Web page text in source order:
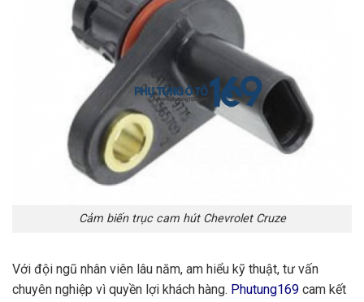
Cảm biến trục cam hút Chevrolet Cruze
Với đội ngũ nhân viên lâu năm, am hiểu kỹ thuật, tư vấn
chuyên nghiệp vì quyền lợi khách hàng. Phutung169 cam kết